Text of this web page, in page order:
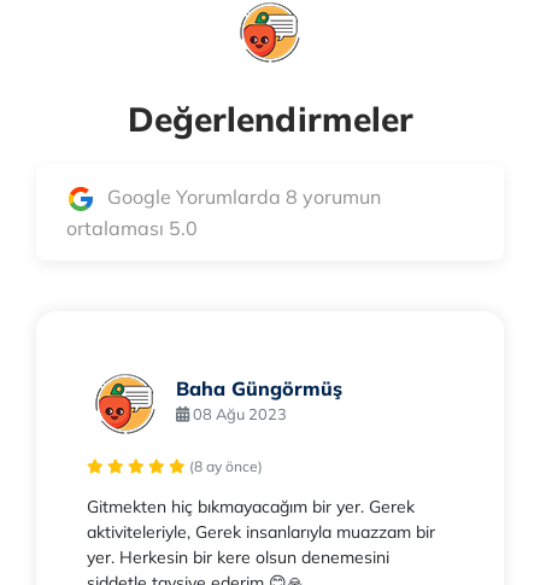
Değerlendirmeler
Google Yorumlarda 8 yorumun
ortalaması 5.0
Baha Güngörmüş
08 Ağu 2023
(8 ay önce)
Gitmekten hiç bıkmayacağım bir yer. Gerek
aktiviteleriyle, Gerek insanlarıyla muazzam bir
yer. Herkesin bir kere olsun denemesini